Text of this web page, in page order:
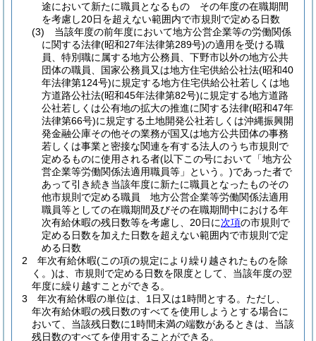
途において新たに職員となるもの その年度の在職期間
を考慮し20日を超えない範囲内で市規則で定める日数
(3)
当該年度の前年度において地方公営企業等の労働関係
に関する法律(昭和27年法律第289号)の適用を受ける職
員、特別職に属する地方公務員、下野市以外の地方公共
団体の職員、国家公務員又は地方住宅供給公社法(昭和40
年法律第124号)に規定する地方住宅供給公社若しくは地
方道路公社法(昭和45年法律第82号)に規定する地方道路
公社若しくは公有地の拡大の推進に関する法律(昭和47年
法律第66号)に規定する土地開発公社若しくは沖縄振興開
発金融公庫その他その業務が国又は地方公共団体の事務
若しくは事業と密接な関連を有する法人のうち市規則で
定めるものに使用される者(以下この号において「地方公
営企業等労働関係法適用職員等」という。)であった者で
あって引き続き当該年度に新たに職員となったものその
他市規則で定める職員 地方公営企業等労働関係法適用
職員等としての在職期間及びその在職期間中における年
次有給休暇の残日数等を考慮し、20日に次項の市規則で
定める日数を加えた日数を超えない範囲内で市規則で定
める日数
2
年次有給休暇(この項の規定により繰り越されたものを除
く。)は、市規則で定める日数を限度として、当該年度の翌
年度に繰り越すことができる。
3
年次有給休暇の単位は、1日又は1時間とする。 ただし、
年次有給休暇の残日数のすべてを使用しようとする場合に
おいて、当該残日数に1時間未満の端数があるときは、当該
残日数のすべてを使用することができる。